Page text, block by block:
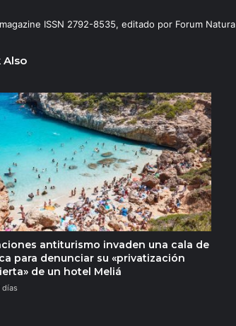
ISSN 2792-8535, editado por Forum Natura
Also
antiturismo invaden una cala de
para denunciar su «privatización
de un hotel Meliá
días